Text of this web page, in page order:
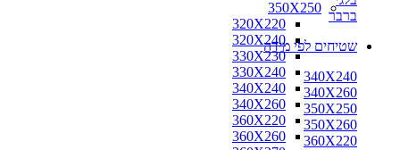
350X250
320X220
320X240
330X230
330X240
340X240
340X260
360X220
360X260
ברבר
שטיחים לפי מידה
340X240
340X260
350X250
350X260
360X220